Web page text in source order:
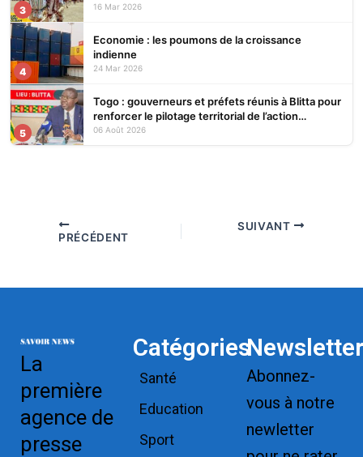
3 16 Mar 2026
4
Economie : les poumons de la croissance
indienne
24 Mar 2026
5
Togo : gouverneurs et préfets réunis à Blitta pour
renforcer le pilotage territorial de l’action
publique
06 Août 2026
PRÉCÉDENT
SUIVANT
La
première
agence de
presse
Catégories
Santé
Education
Sport
Newsletter
Abonnez-
vous à notre
newletter